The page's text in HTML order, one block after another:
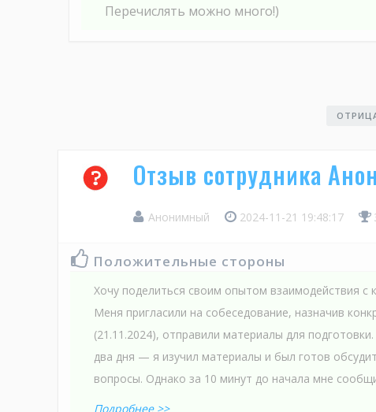
Перечислять можно много!)
Отзыв сотрудника
Анонимный 2024-11-21 19:48:17
Положительные стороны
Хочу поделиться своим опытом взаимодействия с
Меня пригласили на собеседование, назначив
(21.11.2024), отправили материалы для
два дня — я изучил материалы и был готов
вопросы. Однако за 10 минут до начала мне
Подробнее >>